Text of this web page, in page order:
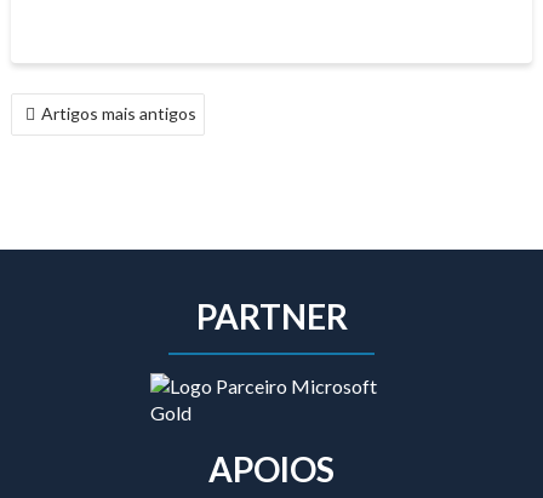
NAVEGAÇÃO
DE
Artigos mais antigos
PARTNER
APOIOS